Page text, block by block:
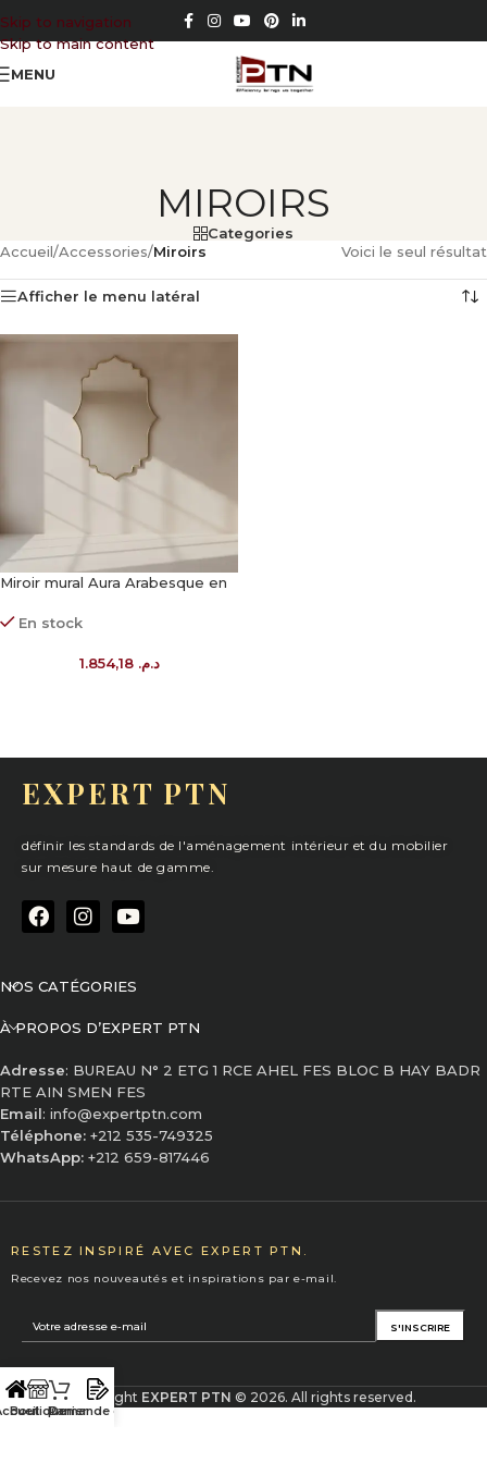
Skip to navigation
Skip to main content
MENU
MIROIRS
Categories
Accueil/Accessories/Miroirs Voici le seul résultat
Afficher le menu latéral
Miroir mural Aura Arabesque en
En stock
د.م. 1.854,18
EXPERT PTN
définir les standards de l'aménagement intérieur et du mobilier
sur mesure haut de gamme.
NOS CATÉGORIES
À PROPOS D’EXPERT PTN
Adresse: BUREAU N° 2 ETG 1 RCE AHEL FES BLOC B HAY BADR
RTE AIN SMEN FES
Email: info@expertptn.com
Téléphone: +212 535-749325
WhatsApp: +212 659-817446
RESTEZ INSPIRÉ AVEC EXPERT PTN.
Recevez nos nouveautés et inspirations par e-mail.
Copyright EXPERT PTN © 2026. All rights reserved.
BoutiquePanier
Demande devis